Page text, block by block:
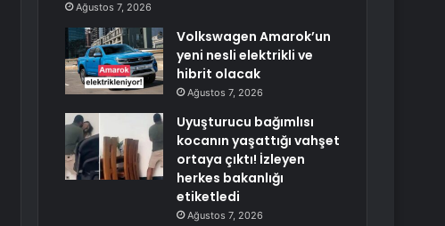
Ağustos 7, 2026
Volkswagen Amarok’un
yeni nesli elektrikli ve
hibrit olacak
Ağustos 7, 2026
Uyuşturucu bağımlısı
kocanın yaşattığı vahşet
ortaya çıktı! İzleyen
herkes bakanlığı
etiketledi
Ağustos 7, 2026